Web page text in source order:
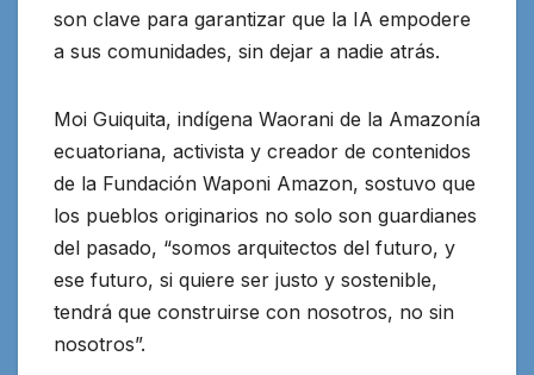
son clave para garantizar que la IA empodere
a sus comunidades, sin dejar a nadie atrás.
Moi Guiquita, indígena Waorani de la Amazonía
ecuatoriana, activista y creador de contenidos
de la Fundación Waponi Amazon, sostuvo que
los pueblos originarios no solo son guardianes
del pasado, “somos arquitectos del futuro, y
ese futuro, si quiere ser justo y sostenible,
tendrá que construirse con nosotros, no sin
nosotros”.